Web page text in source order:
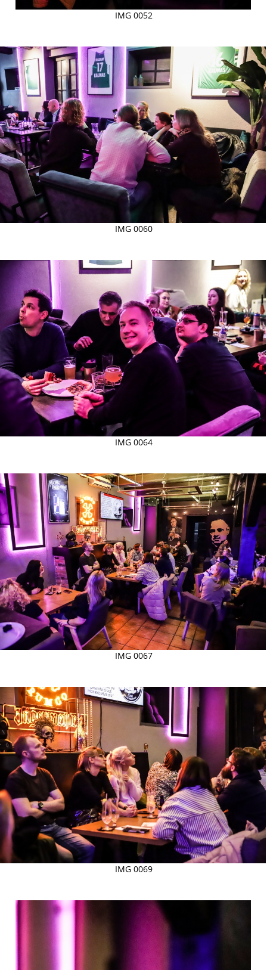
IMG 0052
IMG 0060
IMG 0064
IMG 0067
IMG 0069